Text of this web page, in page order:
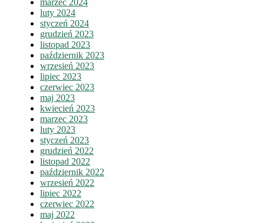
marzec 2024
luty 2024
styczeń 2024
grudzień 2023
listopad 2023
październik 2023
wrzesień 2023
lipiec 2023
czerwiec 2023
maj 2023
kwiecień 2023
marzec 2023
luty 2023
styczeń 2023
grudzień 2022
listopad 2022
październik 2022
wrzesień 2022
lipiec 2022
czerwiec 2022
maj 2022